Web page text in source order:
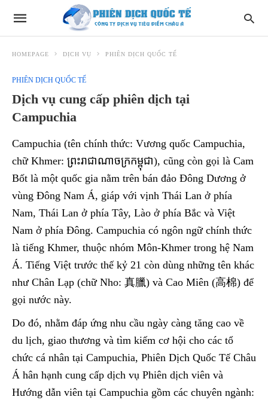
HOMEPAGE DỊCH VỤ PHIÊN DỊCH QUỐC TẾ
PHIÊN DỊCH QUỐC TẾ
Dịch vụ cung cấp phiên dịch tại
Campuchia
Campuchia (tên chính thức: Vương quốc Campuchia,
chữ Khmer: ព្រះរាជាណាចក្រកម្ពុជា), cũng còn gọi là Cam
Bốt là một quốc gia nằm trên bán đảo Đông Dương ở
vùng Đông Nam Á, giáp với vịnh Thái Lan ở phía
Nam, Thái Lan ở phía Tây, Lào ở phía Bắc và Việt
Nam ở phía Đông. Campuchia có ngôn ngữ chính thức
là tiếng Khmer, thuộc nhóm Môn-Khmer trong hệ Nam
Á. Tiếng Việt trước thế kỷ 21 còn dùng những tên khác
như Chân Lạp (chữ Nho: 真臘) và Cao Miên (高棉) để
gọi nước này.
Do đó, nhằm đáp ứng nhu cầu ngày càng tăng cao về
du lịch, giao thương và tìm kiếm cơ hội cho các tổ
chức cá nhân tại Campuchia, Phiên Dịch Quốc Tế Châu
Á hân hạnh cung cấp dịch vụ Phiên dịch viên và
Hướng dẫn viên tại Campuchia gồm các chuyên ngành: